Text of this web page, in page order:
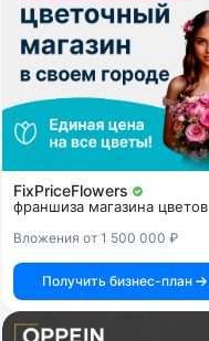
FixPriceFlowers
франшиза магазина цветов
Вложения от 1 500 000 ₽
Получить бизнес-план